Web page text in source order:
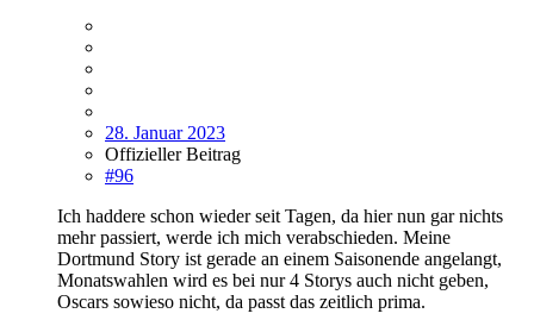
28. Januar 2023
Offizieller Beitrag
#96
Ich haddere schon wieder seit Tagen, da hier nun gar nichts
mehr passiert, werde ich mich verabschieden. Meine
Dortmund Story ist gerade an einem Saisonende angelangt,
Monatswahlen wird es bei nur 4 Storys auch nicht geben,
Oscars sowieso nicht, da passt das zeitlich prima.